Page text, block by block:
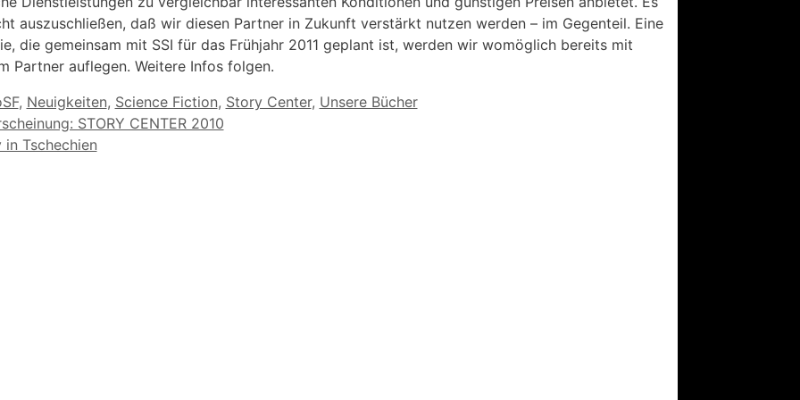
auszuschließen, daß wir diesen Partner in Zukunft verstärkt nutzen werden – im Gegenteil. Eine
die gemeinsam mit SSI für das Frühjahr 2011 geplant ist, werden wir womöglich bereits mit
Partner auflegen. Weitere Infos folgen.
, Neuigkeiten, Science Fiction, Story Center, Unsere Bücher
STORY CENTER 2010
in Tschechien